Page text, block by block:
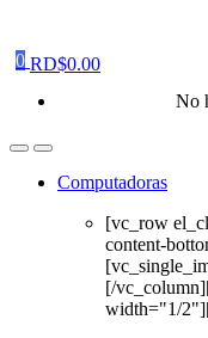
0 RD$0.00
No
Computadoras
[vc_row
content-
[/
width="1/